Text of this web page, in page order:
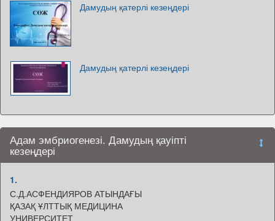
Дамудың қатерлі кезеңдері
Дамудың қатерлі кезеңдері
Адам эмбриогенезі. Дамудың қауіпті
кезеңдері
1.
С.Д.АСФЕНДИЯРОВ АТЫНДАҒЫ
ҚАЗАҚ ҰЛТТЫҚ МЕДИЦИНА
УНИВЕРСИТЕТ